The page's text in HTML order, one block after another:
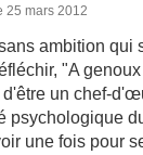
25 mars 2012
ambition
"A
un chef-
psychologique
une fois pour